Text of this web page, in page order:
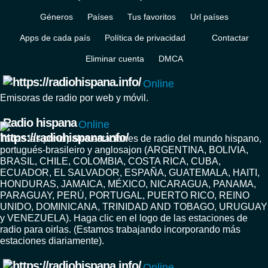
Géneros Países Tus favoritos Url países
Apps de cada país Política de privacidad Contactar
Eliminar cuenta DMCA
Online
Emisoras de radio por web y móvil.
Radio hispana Online
Todas las principales estaciones de radio del mundo hispano,
portugués-brasileiro y anglosajon (ARGENTINA, BOLIVIA,
BRASIL, CHILE, COLOMBIA, COSTA RICA, CUBA,
ECUADOR, EL SALVADOR, ESPAÑA, GUATEMALA, HAITI,
HONDURAS, JAMAICA, MÉXICO, NICARAGUA, PANAMA,
PARAGUAY, PERÚ, PORTUGAL, PUERTO RICO, REINO
UNIDO, DOMINICANA, TRINIDAD AND TOBAGO, URUGUAY
y VENEZUELA). Haga clic en el logo de las estaciones de
radio para oirlas. (Estamos trabajando incorporando más
estaciones diariamente).